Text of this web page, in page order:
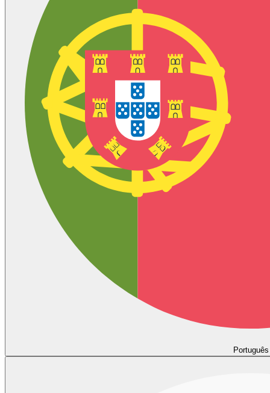
Português